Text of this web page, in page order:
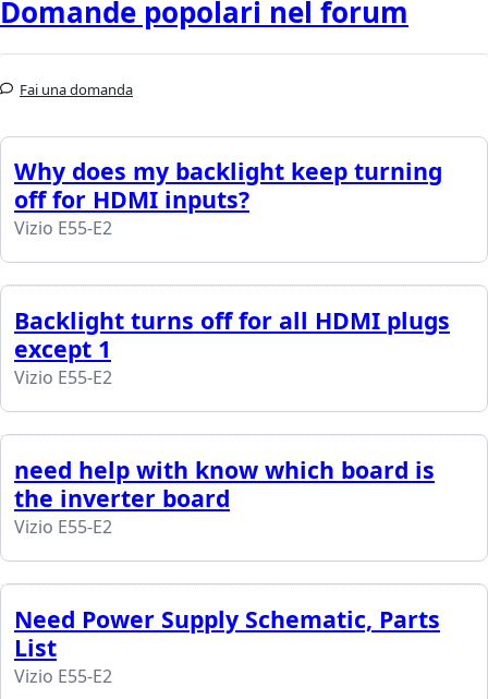
Domande popolari nel forum
Fai una domanda
Why does my backlight keep turning
off for HDMI inputs?
Vizio E55-E2
Backlight turns off for all HDMI plugs
except 1
Vizio E55-E2
need help with know which board is
the inverter board
Vizio E55-E2
Need Power Supply Schematic, Parts
List
Vizio E55-E2